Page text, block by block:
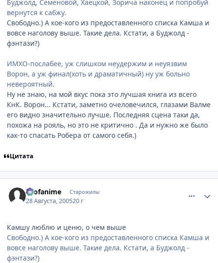
Буджолд, Семеновой, Хаецкой, Зорича наконец и попробуй
вернутся к сабжу.
Свободно.) А кое-кого из предоставленного списка Камша и
вовсе наголову выше. Такие дела. Кстати, а Буджолд -
фэнтази?)
ИМХО-послабее, уж слишком неудержим и неуязвим
Ворон, а уж финал(хоть и драматичный) ну уж больно
невероятный.
Ну не знаю, на мой вкус пока это лучшая книга из всего
КнК. Ворон... Кстати, заметно очеловечился, глазами Валме
его видно значительно лучше. Последняя сцена таки да,
похожа на рояль, но это не критично . Да и нужно же было
как-то спасать Робера от самого себя.)
Цитата
allofanime Старожилы
28 Августа, 200520 г
Камшу люблю и ценю, о чем выше
Свободно.) А кое-кого из предоставленного списка Камша и
вовсе наголову выше. Такие дела. Кстати, а Буджолд -
фэнтази?)